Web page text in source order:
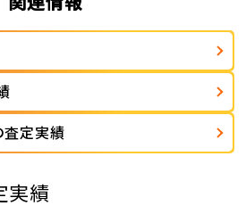
査定実績
実績